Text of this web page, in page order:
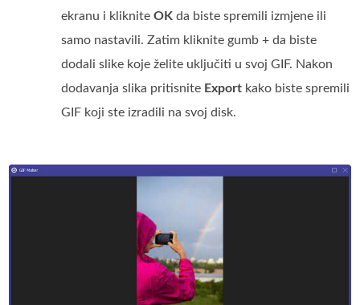
ekranu i klikniteOK da biste spremili izmjene ili
samo nastavili. Zatim kliknite gumb + da biste
dodali slike koje želite uključiti u svoj GIF. Nakon
dodavanja slika pritisnite Export kako biste spremili
GIF koji ste izradili na svoj disk.